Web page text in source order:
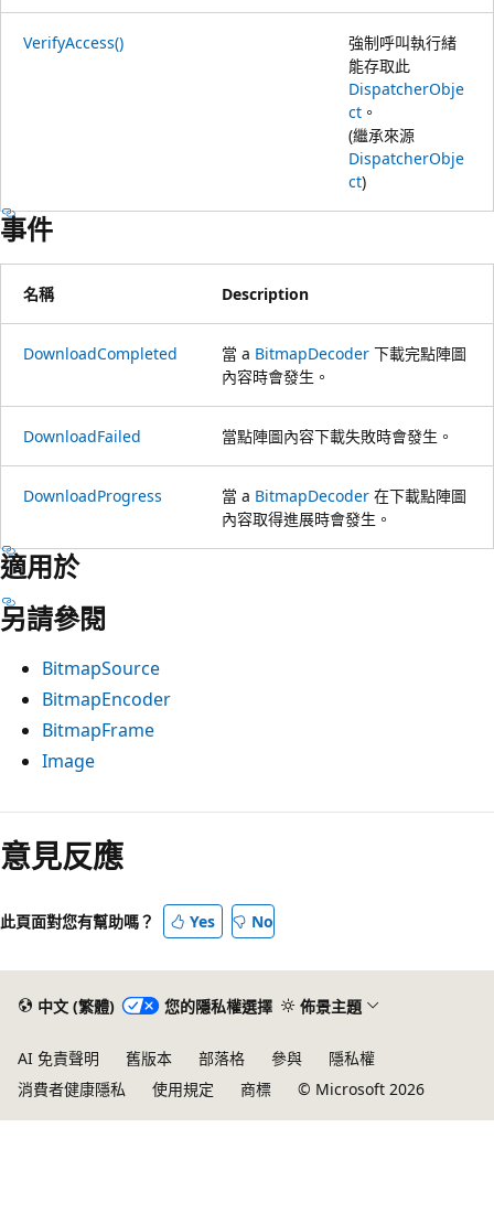
VerifyAccess()
強制呼叫執行緒
能存取此
DispatcherObje
ct 。
(繼承來源
DispatcherObje
ct)
事件
名稱 Description
DownloadCompleted 當 a BitmapDecoder 下載完點陣圖
內容時會發生。
DownloadFailed 當點陣圖內容下載失敗時會發生。
DownloadProgress 當 a BitmapDecoder 在下載點陣圖
內容取得進展時會發生。
適用於
另請參閱
BitmapSource
BitmapEncoder
BitmapFrame
Image
意見反應
此頁面對您有幫助嗎？ Yes No
中文 (繁體) 您的隱私權選擇 佈景主題
AI 免責聲明 舊版本 部落格 參與
隱私權
消費者健康隱私
使用規定 商標 © Microsoft 2026